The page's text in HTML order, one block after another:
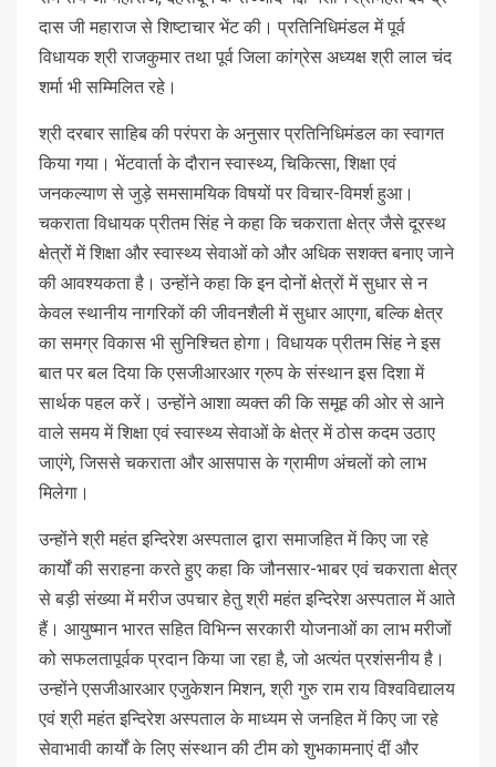
दास जी महाराज से शिष्टाचार भेंट की। प्रतिनिधिमंडल में पूर्व
विधायक श्री राजकुमार तथा पूर्व जिला कांग्रेस अध्यक्ष श्री लाल चंद
शर्मा भी सम्मिलित रहे।
श्री दरबार साहिब की परंपरा के अनुसार प्रतिनिधिमंडल का स्वागत
किया गया। भेंटवार्ता के दौरान स्वास्थ्य, चिकित्सा, शिक्षा एवं
जनकल्याण से जुड़े समसामयिक विषयों पर विचार-विमर्श हुआ।
चकराता विधायक प्रीतम सिंह ने कहा कि चकराता क्षेत्र जैसे दूरस्थ
क्षेत्रों में शिक्षा और स्वास्थ्य सेवाओं को और अधिक सशक्त बनाए जाने
की आवश्यकता है। उन्होंने कहा कि इन दोनों क्षेत्रों में सुधार से न
केवल स्थानीय नागरिकों की जीवनशैली में सुधार आएगा, बल्कि क्षेत्र
का समग्र विकास भी सुनिश्चित होगा। विधायक प्रीतम सिंह ने इस
बात पर बल दिया कि एसजीआरआर ग्रुप के संस्थान इस दिशा में
सार्थक पहल करें। उन्होंने आशा व्यक्त की कि समूह की ओर से आने
वाले समय में शिक्षा एवं स्वास्थ्य सेवाओं के क्षेत्र में ठोस कदम उठाए
जाएंगे, जिससे चकराता और आसपास के ग्रामीण अंचलों को लाभ
मिलेगा।
उन्होंने श्री महंत इन्दिरेश अस्पताल द्वारा समाजहित में किए जा रहे
कार्यों की सराहना करते हुए कहा कि जौनसार-भाबर एवं चकराता क्षेत्र
से बड़ी संख्या में मरीज उपचार हेतु श्री महंत इन्दिरेश अस्पताल में आते
हैं। आयुष्मान भारत सहित विभिन्न सरकारी योजनाओं का लाभ मरीजों
को सफलतापूर्वक प्रदान किया जा रहा है, जो अत्यंत प्रशंसनीय है।
उन्होंने एसजीआरआर एजुकेशन मिशन, श्री गुरु राम राय विश्वविद्यालय
एवं श्री महंत इन्दिरेश अस्पताल के माध्यम से जनहित में किए जा रहे
सेवाभावी कार्यों के लिए संस्थान की टीम को शुभकामनाएं दीं और